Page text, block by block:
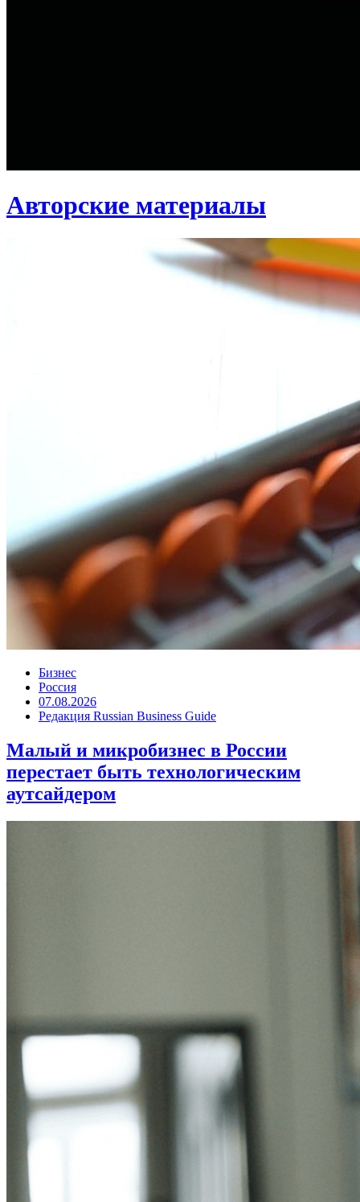
Авторские материалы
Бизнес
Россия
07.08.2026
Редакция Russian Business Guide
Малый и микробизнес в России
перестает быть технологическим
аутсайдером